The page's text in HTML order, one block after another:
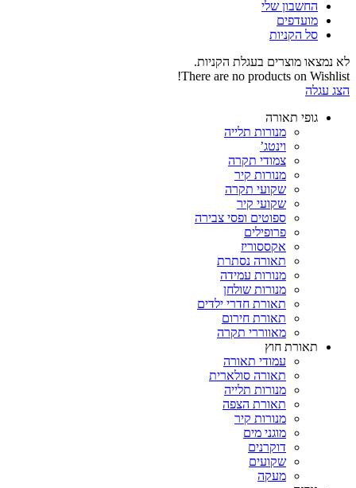
החשבון שלי‬
‫מועדפים‬‬
סל הקניות
לא נמצאו מוצרים בעגלת הקניות.
There are no products on Wishlist!
הצג עגלה
גופי תאורה
מנורות תלייה
וינטג’
צמודי תקרה
מנורות קיר
שקועי תקרה
שקועי קיר
ספוטים ופסי צבירה
פרופילים
אקססוריז
תאורה נסתרת
מנורות עמידה
מנורות שולחן
תאורת חדרי ילדים
תאורת חירום
מאווררי תקרה
תאורת חוץ
עמודי תאורה
תאורה סולארית
מנורות תלייה
תאורת הצפה
מנורות קיר
מוגני מים
דוקרנים
שקועים
מעקה